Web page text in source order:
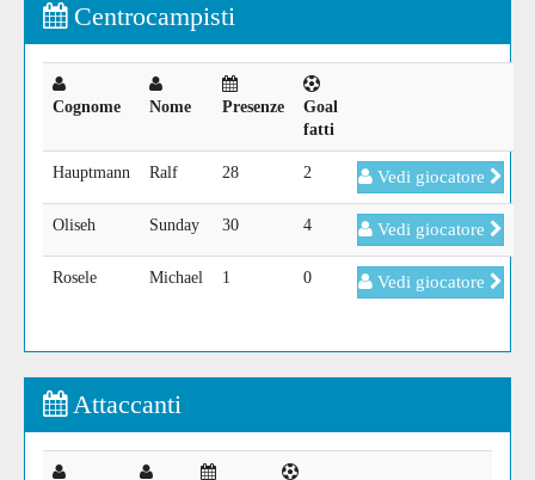
Centrocampisti
Cognome Nome Presenze
Goal
fatti
Hauptmann Ralf 28 2 Vedi giocatore
Oliseh Sunday 30 4 Vedi giocatore
Rosele Michael 1 0 Vedi giocatore
Attaccanti